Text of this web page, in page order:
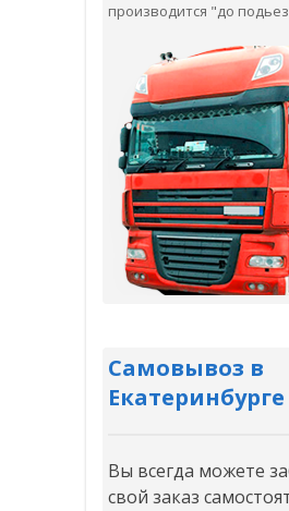
производится "до
Самовывоз в
Екатеринбурге
Вы всегда можете
свой заказ